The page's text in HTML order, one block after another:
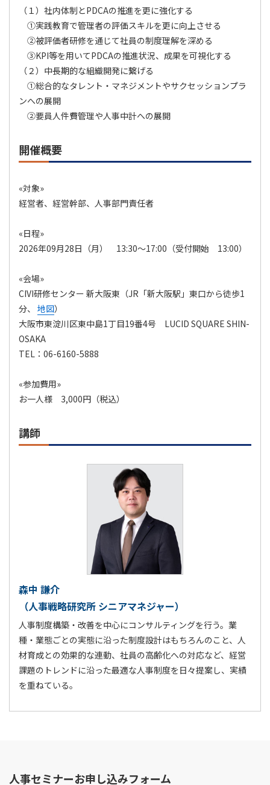
（１）社内体制とPDCAの推進を更に強化する
①実践教育で管理者の評価スキルを更に向上させる
②被評価者研修を通じて社員の制度理解を深める
③KPI等を用いてPDCAの推進状況、成果を可視化する
（２）中長期的な組織開発に繋げる
①総合的なタレント・マネジメントやサクセッションプラ
ンへの展開
②要員人件費管理や人事中計への展開
開催概要
«対象»
経営者、経営幹部、人事部門責任者
«日程»
2026年09月28日（月） 13:30～17:00（受付開始 13:00）
«会場»
CIVI研修センター 新大阪東（JR「新大阪駅」東口から徒歩1
分、 地図）
大阪市東淀川区東中島1丁目19番4号 LUCID SQUARE SHIN-
OSAKA
TEL：06-6160-5888
«参加費用»
お一人様 3,000円（税込）
講師
森中 謙介
（人事戦略研究所 シニアマネジャー）
人事制度構築・改善を中心にコンサルティングを行う。業
種・業態ごとの実態に沿った制度設計はもちろんのこと、人
材育成との効果的な連動、社員の高齢化への対応など、経営
課題のトレンドに沿った最適な人事制度を日々提案し、実績
を重ねている。
人事セミナーお申し込みフォーム